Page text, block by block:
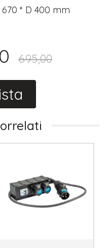
* D 400 mm
695,00